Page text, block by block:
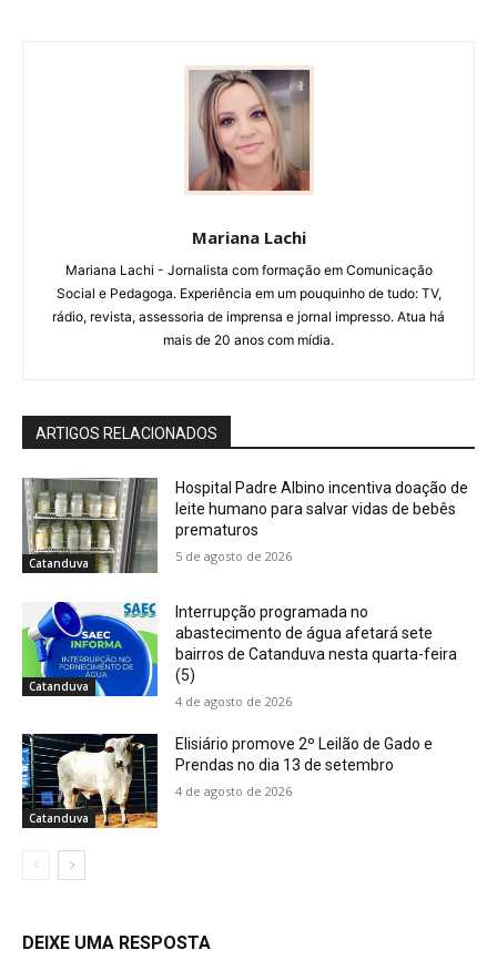
Mariana Lachi
Mariana Lachi - Jornalista com formação em Comunicação
Social e Pedagoga. Experiência em um pouquinho de tudo: TV,
rádio, revista, assessoria de imprensa e jornal impresso. Atua há
mais de 20 anos com mídia.
ARTIGOS RELACIONADOS
Catanduva
Hospital Padre Albino incentiva doação de
leite humano para salvar vidas de bebês
prematuros
5 de agosto de 2026
Catanduva
Interrupção programada no
abastecimento de água afetará sete
bairros de Catanduva nesta quarta-feira
(5)
4 de agosto de 2026
Catanduva
Elisiário promove 2º Leilão de Gado e
Prendas no dia 13 de setembro
4 de agosto de 2026
DEIXE UMA RESPOSTA